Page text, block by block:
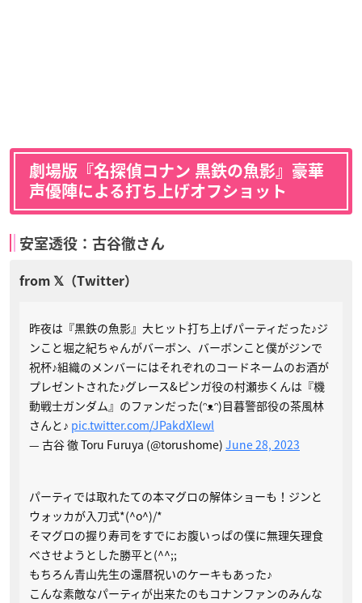
劇場版『名探偵コナン 黒鉄の魚影』豪華
声優陣による打ち上げオフショット
安室透役：古谷徹さん
昨夜は『黒鉄の魚影』大ヒット打ち上げパーティだった♪ジ
ンこと堀之紀ちゃんがバーボン、バーボンこと僕がジンで
祝杯♪組織のメンバーにはそれぞれのコードネームのお酒が
プレゼントされた♪グレース&ピンガ役の村瀬歩くんは『機
動戦士ガンダム』のファンだった(ᵔᴥᵔ)目暮警部役の茶風林
さんと♪ pic.twitter.com/JPakdXIewl
— 古谷 徹 Toru Furuya (@torushome) June 28, 2023
パーティでは取れたての本マグロの解体ショーも！ジンと
ウォッカが入刀式*(^o^)/*
そマグロの握り寿司をすでにお腹いっぱの僕に無理矢理食
べさせようとした勝平と(^^;;
もちろん青山先生の還暦祝いのケーキもあった♪
こんな素敵なパーティが出来たのもコナンファンのみんな